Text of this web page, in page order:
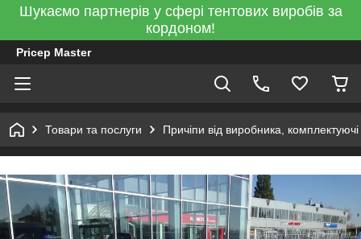
Шукаємо партнерів у сфері тентових виробів за
кордоном!
Pricep Master
Товари та послуги Причіпи від виробника,